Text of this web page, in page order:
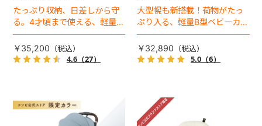
たっぷり収納、日差しから守
る。4才頃まで使える、軽量B
型ベビーカー。
￥35,200
4.6（27）
大型幌も新搭載！荷物がたっ
ぷり入る、軽量B型ベビーカー
のコンビ公式ストア限定カラ
ー（2023年モデル）。
￥32,890
5.0（6）